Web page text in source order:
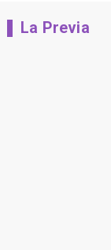
La Previa